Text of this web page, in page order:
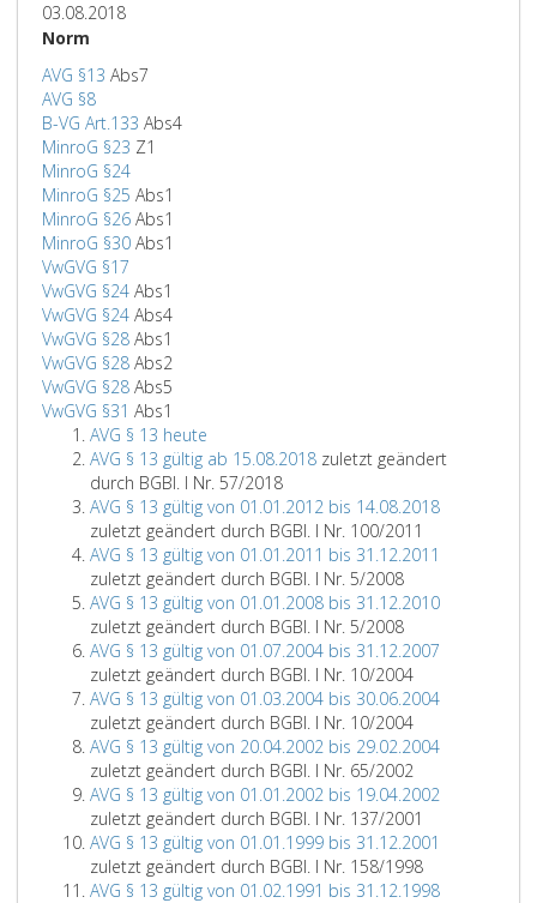
03.08.2018
Norm
AVG §13 Abs7
AVG §8
B-VG Art.133 Abs4
MinroG §23 Z1
MinroG §24
MinroG §25 Abs1
MinroG §26 Abs1
MinroG §30 Abs1
VwGVG §17
VwGVG §24 Abs1
VwGVG §24 Abs4
VwGVG §28 Abs1
VwGVG §28 Abs2
VwGVG §28 Abs5
VwGVG §31 Abs1
AVG § 13 heute
AVG § 13 gültig ab 15.08.2018 zuletzt geändert
durch BGBl. I Nr. 57/2018
AVG § 13 gültig von 01.01.2012 bis 14.08.2018
zuletzt geändert durch BGBl. I Nr. 100/2011
AVG § 13 gültig von 01.01.2011 bis 31.12.2011
zuletzt geändert durch BGBl. I Nr. 5/2008
AVG § 13 gültig von 01.01.2008 bis 31.12.2010
zuletzt geändert durch BGBl. I Nr. 5/2008
AVG § 13 gültig von 01.07.2004 bis 31.12.2007
zuletzt geändert durch BGBl. I Nr. 10/2004
AVG § 13 gültig von 01.03.2004 bis 30.06.2004
zuletzt geändert durch BGBl. I Nr. 10/2004
AVG § 13 gültig von 20.04.2002 bis 29.02.2004
zuletzt geändert durch BGBl. I Nr. 65/2002
AVG § 13 gültig von 01.01.2002 bis 19.04.2002
zuletzt geändert durch BGBl. I Nr. 137/2001
AVG § 13 gültig von 01.01.1999 bis 31.12.2001
zuletzt geändert durch BGBl. I Nr. 158/1998
AVG § 13 gültig von 01.02.1991 bis 31.12.1998